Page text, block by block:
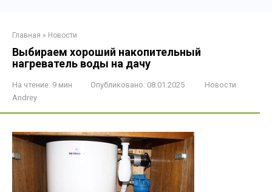
Главная » Новости
Выбираем хороший накопительный
нагреватель воды на дачу
На чтение: 9 мин Опубликовано: 08.01.2025
Новости
Andrey